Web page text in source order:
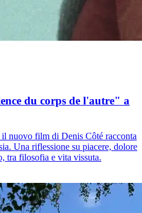
du corps de l'autre" a
nuovo film di Denis Côté racconta
Una riflessione su piacere, dolore
tra filosofia e vita vissuta.